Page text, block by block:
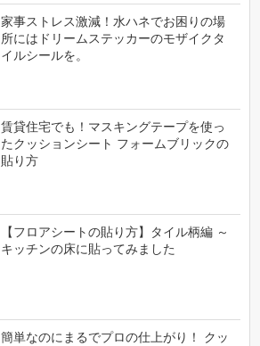
家事ストレス激減！水ハネでお困りの場
所にはドリームステッカーのモザイクタ
イルシールを。
賃貸住宅でも！マスキングテープを使っ
たクッションシート フォームブリックの
貼り方
【フロアシートの貼り方】タイル柄編 ～
キッチンの床に貼ってみました
簡単なのにまるでプロの仕上がり！ クッ